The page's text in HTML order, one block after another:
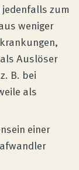
jedenfalls zum
weniger
Auslöser
B. bei
als
einer